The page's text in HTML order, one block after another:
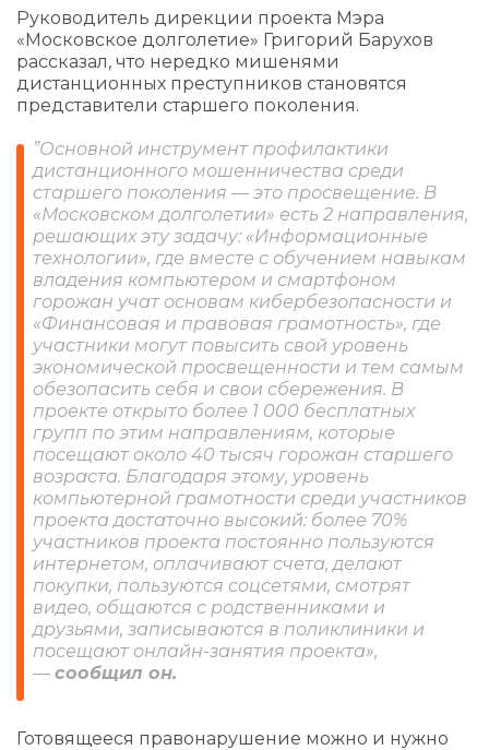
Руководитель дирекции проекта Мэра
«Московское долголетие» Григорий Барухов
рассказал, что нередко мишенями
дистанционных преступников становятся
представители старшего поколения.
”Основной инструмент профилактики
дистанционного мошенничества среди
старшего поколения — это просвещение. В
«Московском долголетии» есть 2 направления,
решающих эту задачу: «Информационные
технологии», где вместе с обучением навыкам
владения компьютером и смартфоном
горожан учат основам кибербезопасности и
«Финансовая и правовая грамотность», где
участники могут повысить свой уровень
экономической просвещенности и тем самым
обезопасить себя и свои сбережения. В
проекте открыто более 1 000 бесплатных
групп по этим направлениям, которые
посещают около 40 тысяч горожан старшего
возраста. Благодаря этому, уровень
компьютерной грамотности среди участников
проекта достаточно высокий: более 70%
участников проекта постоянно пользуются
интернетом, оплачивают счета, делают
покупки, пользуются соцсетями, смотрят
видео, общаются с родственниками и
друзьями, записываются в поликлиники и
посещают онлайн-занятия проекта»,
— сообщил он.
Готовящееся правонарушение можно и нужно